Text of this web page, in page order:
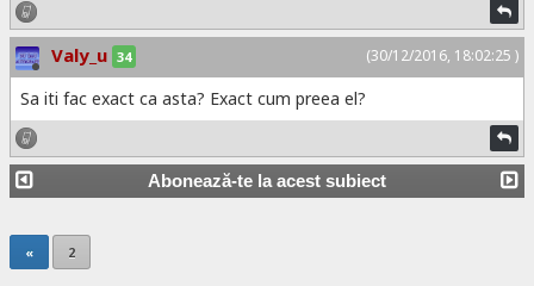
(30/12/2016, 18:02:25 )
Valy_u 34
Sa iti fac exact ca asta? Exact cum preea el?
Abonează-te la acest subiect
« 2